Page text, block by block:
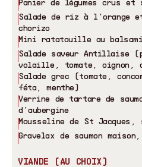
Panier de légumes crus et
Salade de riz à l 'orange
chorizo
Mini ratatouille au
Salade saveur Antillaise
volaille, tomate, oignon,
Salade grec (tomate,
féta, menthe)
Verrine de tartare de
d'aubergine
Mousseline de St Jacques,
Gravelax de saumon
VIANDE (AU CHOIX)